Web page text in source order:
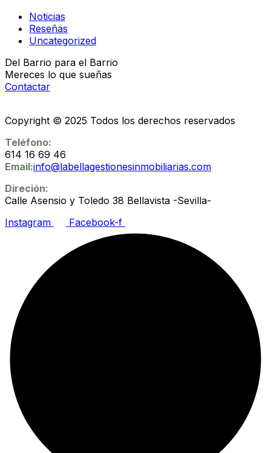
Noticias
Reseñas
Uncategorized
Del Barrio para el Barrio
Mereces lo que sueñas
Contactar
Copyright © 2025 Todos los derechos reservados
Teléfono:
614 16 69 46
Email:info@labellagestionesinmobiliarias.com
Direción:
Calle Asensio y Toledo 38 Bellavista -Sevilla-
Instagram
Facebook-f